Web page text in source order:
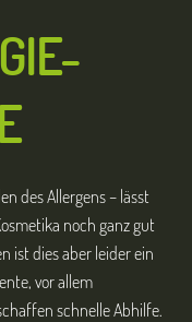
des Allergens – lässt
noch ganz gut
ist dies aber leider ein
vor allem
schnelle Abhilfe.